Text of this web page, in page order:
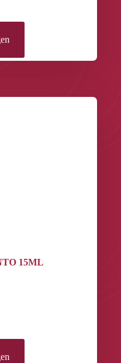
15ML